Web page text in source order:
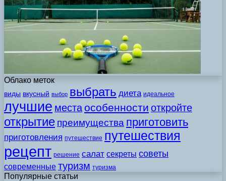
Облако меток
виды вкусный выбор выбрать диета идеальное
лучшие места особенности откройте
открытие преимущества приготовить
приготовления путешествие путешествия
рецепт решение салат секреты советы
современные туризм туризма
Популярные статьи